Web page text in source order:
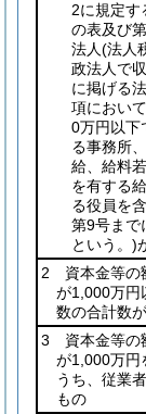
2に規定す
の表及び
法人(法人
政法人で
に掲げる
項におい
0万円以下
る事務所
給、給料
を有する
る役員を
第9号まで
という。)
2 資本金等の
が1,000万円
数の合計数
3 資本金等の
が1,000万円
うち、従業
もの